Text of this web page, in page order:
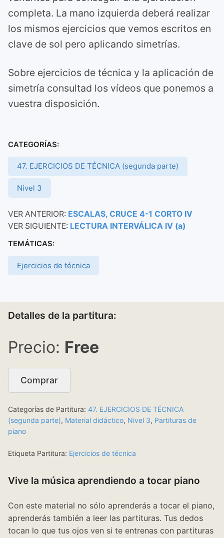
completa. La mano izquierda deberá realizar
los mismos ejercicios que vemos escritos en
clave de sol pero aplicando simetrías.
Sobre ejercicios de técnica y la aplicación de
simetría consultad los vídeos que ponemos a
vuestra disposición.
CATEGORÍAS:
47. EJERCICIOS DE TÉCNICA (segunda parte)
Nivel 3
VER ANTERIOR: ESCALAS, CRUCE 4-1 CORTO IV
VER SIGUIENTE: LECTURA INTERVÁLICA IV (a)
TEMÁTICAS:
Ejercicios de técnica
Detalles de la partitura:
Free
Comprar
Categorías de Partitura: 47. EJERCICIOS DE TÉCNICA
(segunda parte), Material didáctico, Nivel 3, Partituras de
piano
Etiqueta Partitura: Ejercicios de técnica
Vive la música aprendiendo a tocar piano
Con este material no sólo aprenderás a tocar el piano,
aprenderás también a leer las partituras. Tus dedos
tocan lo que tus ojos ven si te entrenas con partituras